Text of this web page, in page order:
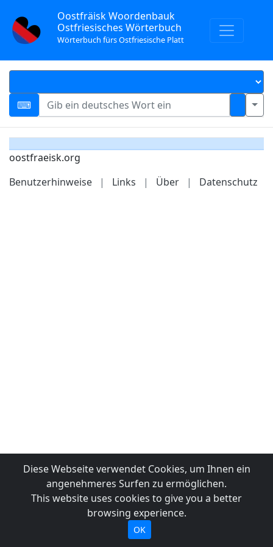
Oostfräisk Woordenbauk
Ostfriesisches Wörterbuch
Wörterbuch fürs Ostfriesische Platt
oostfraeisk.org
Benutzerhinweise
| Links | Über | Datenschutz
Diese Webseite verwendet Cookies, um Ihnen ein
angenehmeres Surfen zu ermöglichen.
This website uses cookies to give you a better
browsing experience.
OK